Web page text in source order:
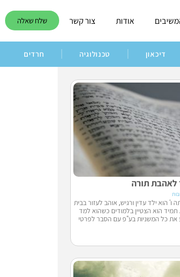
אודות צור קשר שלח שאלה
דיכאון טכנולוגיה חרדים
לאהבת תורה
ו' הוא ילד עדין ורגיש, אוהב לעזור בבית
תמיד הוא הצטיין בלמודים כשהוא למד
את כל המשניות בע"פ עם הסבר לפרטי